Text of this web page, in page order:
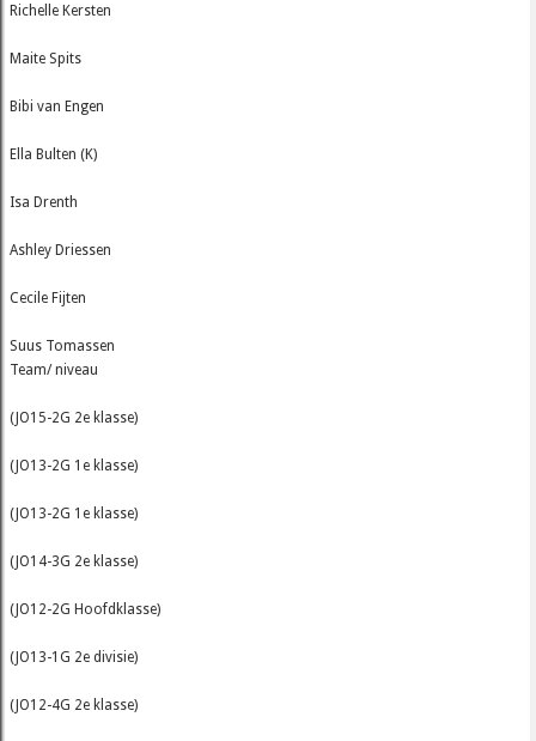
Richelle Kersten
Maite Spits
Bibi van Engen
Ella Bulten (K)
Isa Drenth
Ashley Driessen
Cecile Fijten
Suus Tomassen
Team/ niveau
(JO15-2G 2e klasse)
(JO13-2G 1e klasse)
(JO13-2G 1e klasse)
(JO14-3G 2e klasse)
(JO12-2G Hoofdklasse)
(JO13-1G 2e divisie)
(JO12-4G 2e klasse)